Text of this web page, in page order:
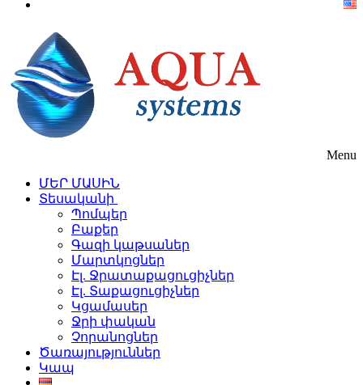
Menu
ՄԵՐ ՄԱՍԻՆ
Տեսականի
Պոմպեր
Բաքեր
Գազի կաթսաներ
Մարտկոցներ
Էլ. Ջրատաքացուցիչներ
Էլ. Տաքացուցիչներ
Կցամասեր
Ջրի փական
Չորանոցներ
Ծառայություններ
Կապ